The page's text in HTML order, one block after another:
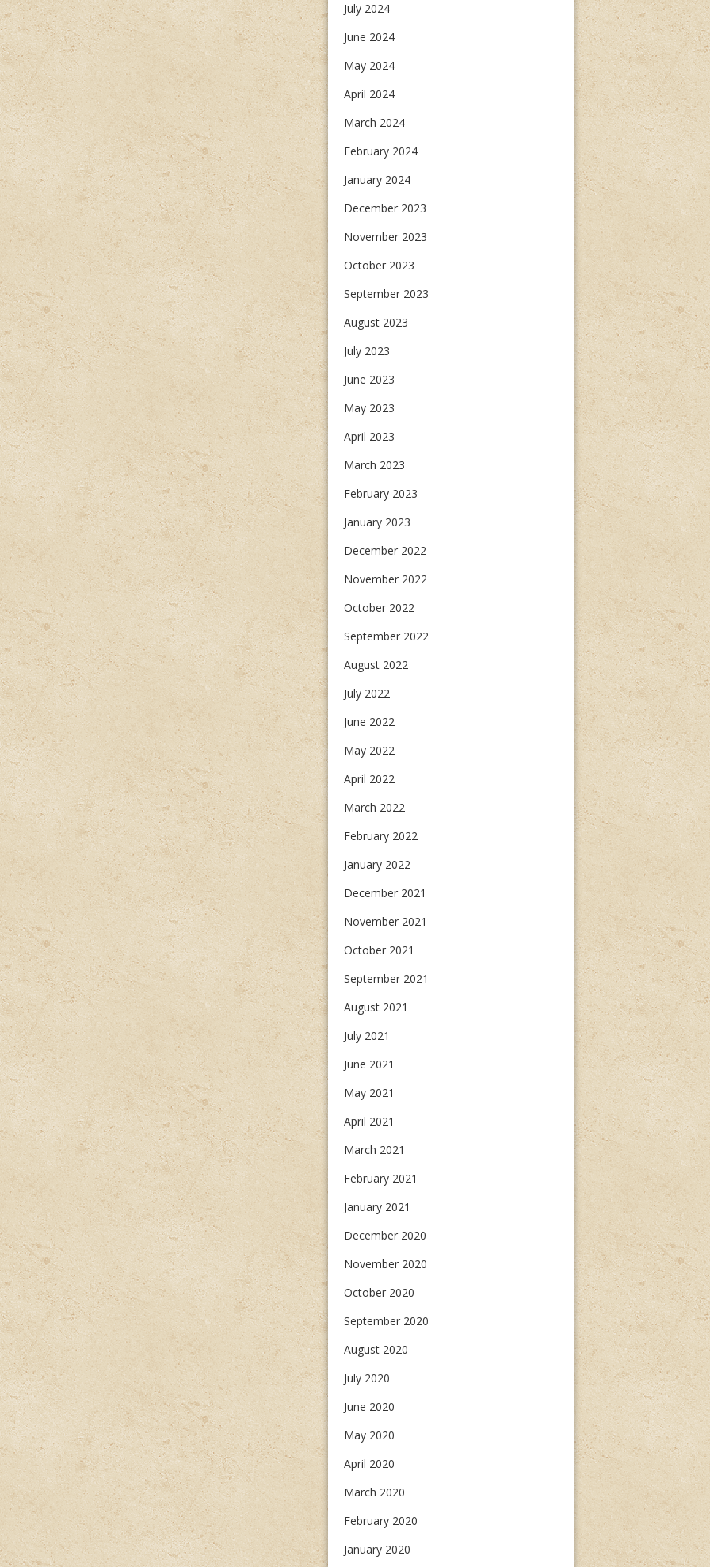
July 2024
June 2024
May 2024
April 2024
March 2024
February 2024
January 2024
December 2023
November 2023
October 2023
September 2023
August 2023
July 2023
June 2023
May 2023
April 2023
March 2023
February 2023
January 2023
December 2022
November 2022
October 2022
September 2022
August 2022
July 2022
June 2022
May 2022
April 2022
March 2022
February 2022
January 2022
December 2021
November 2021
October 2021
September 2021
August 2021
July 2021
June 2021
May 2021
April 2021
March 2021
February 2021
January 2021
December 2020
November 2020
October 2020
September 2020
August 2020
July 2020
June 2020
May 2020
April 2020
March 2020
February 2020
January 2020